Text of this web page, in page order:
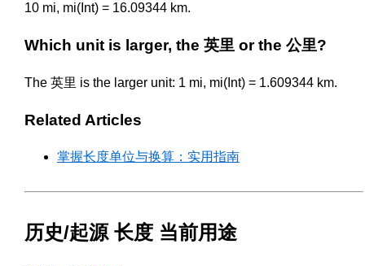
10 mi, mi(Int) = 16.09344 km.
Which unit is larger, the 英里 or the 公里?
The 英里 is the larger unit: 1 mi, mi(Int) = 1.609344 km.
Related Articles
掌握长度单位与换算：实用指南
历史/起源 长度 当前用途